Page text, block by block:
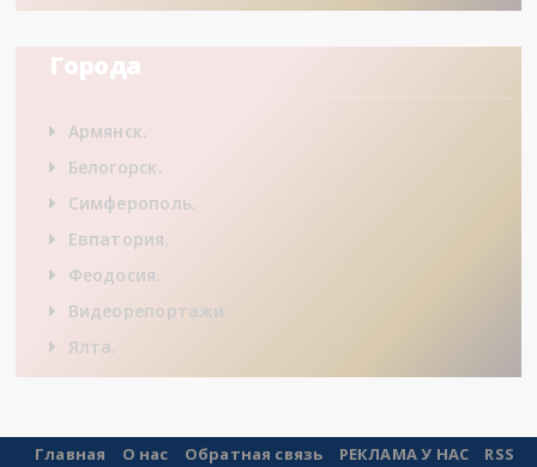
Города
Армянск.
Белогорск.
Симферополь.
Евпатория.
Феодосия.
Видеорепортажи
Ялта.
Главная О нас Обратная связь РЕКЛАМА У НАС RSS